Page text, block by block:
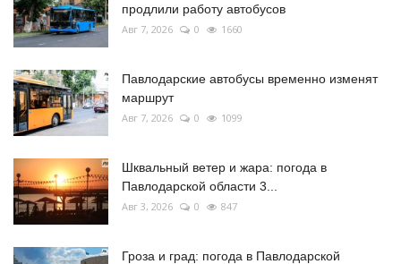
продлили работу автобусов
Авг 7, 2026 0 1660
Павлодарские автобусы временно изменят
маршрут
Авг 7, 2026 0 1099
Шквальный ветер и жара: погода в
Павлодарской области 3...
Авг 3, 2026 0 847
Гроза и град: погода в Павлодарской